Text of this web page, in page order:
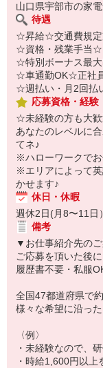
山口県宇部市の家
待遇
☆昇給☆交通費規
☆資格・残業手当☆
☆特別ボーナス最
☆車通勤OK☆正社
☆週払い・月2回払
応募資格・経験
☆未経験の方も大
あなたのレベルに
てネ♪
※ハローワークで
※エリアによって
かせます♪
休日・休暇
週休2日(月8〜11日
備考
▼お仕事紹介先の
ご応募を頂いた後
履歴書不要・私服
全国47都道府県で
様々な希望に沿った
〈例〉
・未経験なので、
・時給1,600円以上